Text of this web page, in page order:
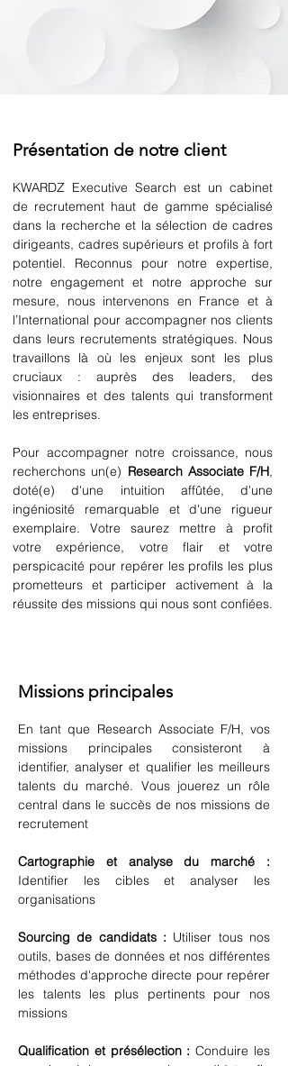
Présentation de notre client
KWARDZ Executive Search est un cabinet
de recrutement haut de gamme spécialisé
dans la recherche et la sélection de cadres
dirigeants, cadres supérieurs et profils à fort
potentiel. Reconnus pour notre expertise,
notre engagement et notre approche sur
mesure, nous intervenons en France et à
l’International pour accompagner nos clients
dans leurs recrutements stratégiques. Nous
travaillons là où les enjeux sont les plus
cruciaux : auprès des leaders, des
visionnaires et des talents qui transforment
les entreprises.
Pour accompagner notre croissance, nous
recherchons un(e) Research Associate F/H,
doté(e) d'une intuition affûtée, d'une
ingéniosité remarquable et d'une rigueur
exemplaire. Votre saurez mettre à profit
votre expérience, votre flair et votre
perspicacité pour repérer les profils les plus
prometteurs et participer activement à la
réussite des missions qui nous sont confiées.
Missions principales
En tant que Research Associate F/H, vos
missions principales consisteront à
identifier, analyser et qualifier les meilleurs
talents du marché. Vous jouerez un rôle
central dans le succès de nos missions de
recrutement
Cartographie et analyse du marché :
Identifier les cibles et analyser les
organisations
Sourcing de candidats : Utiliser tous nos
outils, bases de données et nos différentes
méthodes d'approche directe pour repérer
les talents les plus pertinents pour nos
missions
Qualification et présélection : Conduire les